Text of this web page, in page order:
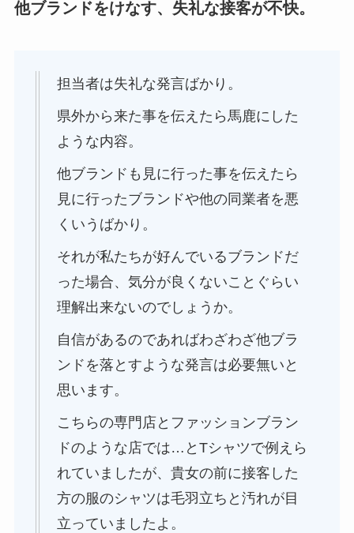
他ブランドをけなす、失礼な接客が不快。
担当者は失礼な発言ばかり。
県外から来た事を伝えたら馬鹿にした
ような内容。
他ブランドも見に行った事を伝えたら
見に行ったブランドや他の同業者を悪
くいうばかり。
それが私たちが好んでいるブランドだ
った場合、気分が良くないことぐらい
理解出来ないのでしょうか。
自信があるのであればわざわざ他ブラ
ンドを落とすような発言は必要無いと
思います。
こちらの専門店とファッションブラン
ドのような店では…とTシャツで例えら
れていましたが、貴女の前に接客した
方の服のシャツは毛羽立ちと汚れが目
立っていましたよ。